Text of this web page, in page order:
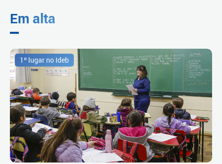
Em alta
1º lugar no Ideb